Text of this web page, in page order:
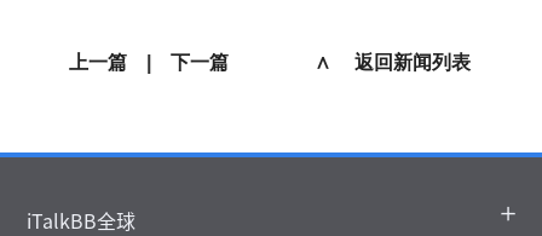
上一篇 |下一篇 ∧ 返回新闻列表
iTalkBB全球